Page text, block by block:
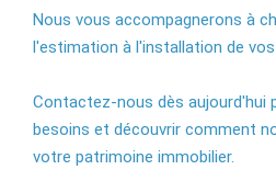
Nous vous accompagnerons à
l'estimation à l'installation de vos
Contactez-nous dès aujourd'hui
besoins et découvrir comment
votre patrimoine immobilier.